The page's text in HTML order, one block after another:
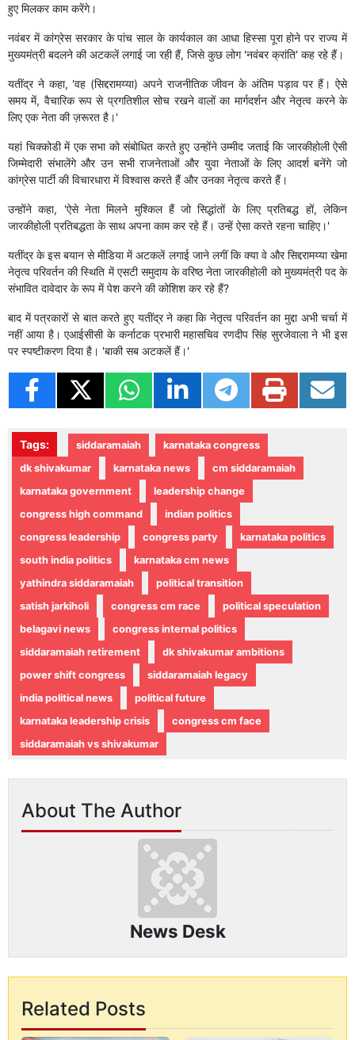
हुए मिलकर काम करेंगे।
नवंबर में कांग्रेस सरकार के पांच साल के कार्यकाल का आधा हिस्सा पूरा होने पर राज्य में
मुख्यमंत्री बदलने की अटकलें लगाई जा रही हैं, जिसे कुछ लोग 'नवंबर क्रांति' कह रहे हैं।
यतींद्र ने कहा, 'वह (सिद्दरामय्या) अपने राजनीतिक जीवन के अंतिम पड़ाव पर हैं। ऐसे
समय में, वैचारिक रूप से प्रगतिशील सोच रखने वालों का मार्गदर्शन और नेतृत्व करने के
लिए एक नेता की ज़रूरत है।'
यहां चिक्कोडी में एक सभा को संबोधित करते हुए उन्होंने उम्मीद जताई कि जारकीहोली ऐसी
जिम्मेदारी संभालेंगे और उन सभी राजनेताओं और युवा नेताओं के लिए आदर्श बनेंगे जो
कांग्रेस पार्टी की विचारधारा में विश्वास करते हैं और उनका नेतृत्व करते हैं।
उन्होंने कहा, 'ऐसे नेता मिलने मुश्किल हैं जो सिद्धांतों के लिए प्रतिबद्ध हों, लेकिन
जारकीहोली प्रतिबद्धता के साथ अपना काम कर रहे हैं। उन्हें ऐसा करते रहना चाहिए।'
यतींद्र के इस बयान से मीडिया में अटकलें लगाई जाने लगीं कि क्या वे और सिद्दरामय्या खेमा
नेतृत्व परिवर्तन की स्थिति में एसटी समुदाय के वरिष्ठ नेता जारकीहोली को मुख्यमंत्री पद के
संभावित दावेदार के रूप में पेश करने की कोशिश कर रहे हैं?
बाद में पत्रकारों से बात करते हुए यतींद्र ने कहा कि नेतृत्व परिवर्तन का मुद्दा अभी चर्चा में
नहीं आया है। एआईसीसी के कर्नाटक प्रभारी महासचिव रणदीप सिंह सुरजेवाला ने भी इस
पर स्पष्टीकरण दिया है। 'बाकी सब अटकलें हैं।'
Tags: siddaramaiah
karnataka congress
dk shivakumar
karnataka news
cm siddaramaiah
karnataka government
leadership change
congress high command
indian politics
congress leadership
congress party
karnataka politics
south india politics
karnataka cm news
yathindra siddaramaiah
political transition
satish jarkiholi
congress cm race
political speculation
belagavi news
congress internal politics
siddaramaiah retirement
dk shivakumar ambitions
power shift congress
siddaramaiah legacy
india political news
political future
karnataka leadership crisis
congress cm face
siddaramaiah vs shivakumar
About The Author
News Desk
Related Posts